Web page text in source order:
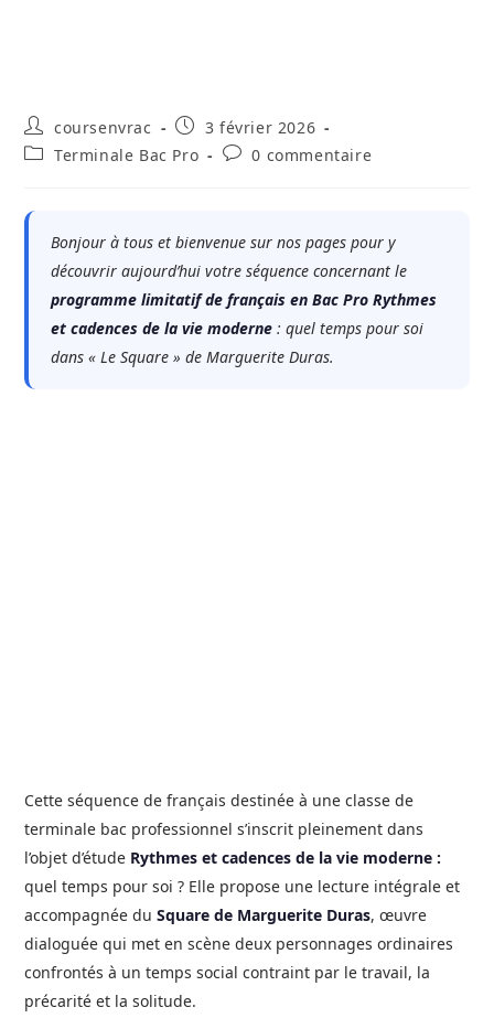
Auteur/autrice
de
la
coursenvrac
Publication
publiée :
3 février 2026
PostTerminale Bac Pro
Commentaires
0 commentaire
Bonjour à tous et bienvenue sur nos pages pour y
découvrir aujourd’hui votre séquence concernant le
programme limitatif de français en Bac Pro Rythmes
et cadences de la vie moderne : quel temps pour soi
dans « Le Square » de Marguerite Duras.
Cette séquence de français destinée à une classe de
terminale bac professionnel s’inscrit pleinement dans
l’objet d’étude Rythmes et cadences de la vie moderne :
quel temps pour soi ? Elle propose une lecture intégrale et
accompagnée duSquare de Marguerite Duras, œuvre
dialoguée qui met en scène deux personnages ordinaires
confrontés à un temps social contraint par le travail, la
précarité et la solitude.